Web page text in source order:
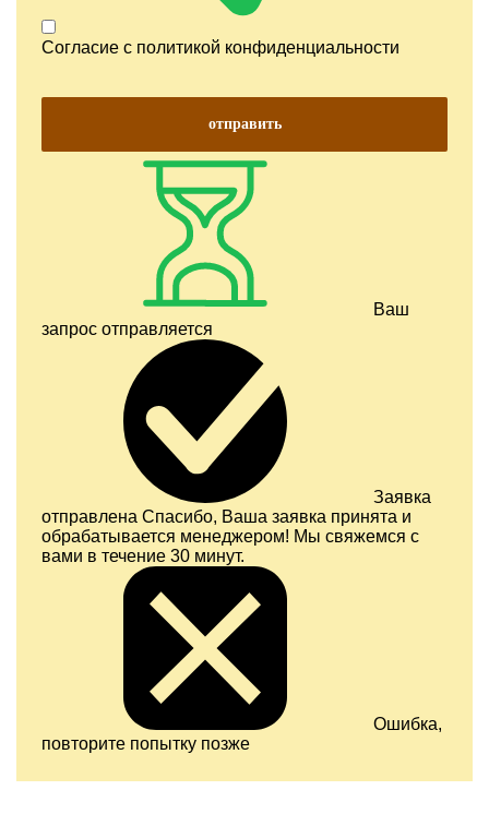
Согласие с политикой конфиденциальности
отправить
Ваш
запрос отправляется
Заявка
отправлена Спасибо, Ваша заявка принята и
обрабатывается менеджером! Мы свяжемся с
вами в течение 30 минут.
Ошибка,
повторите попытку позже